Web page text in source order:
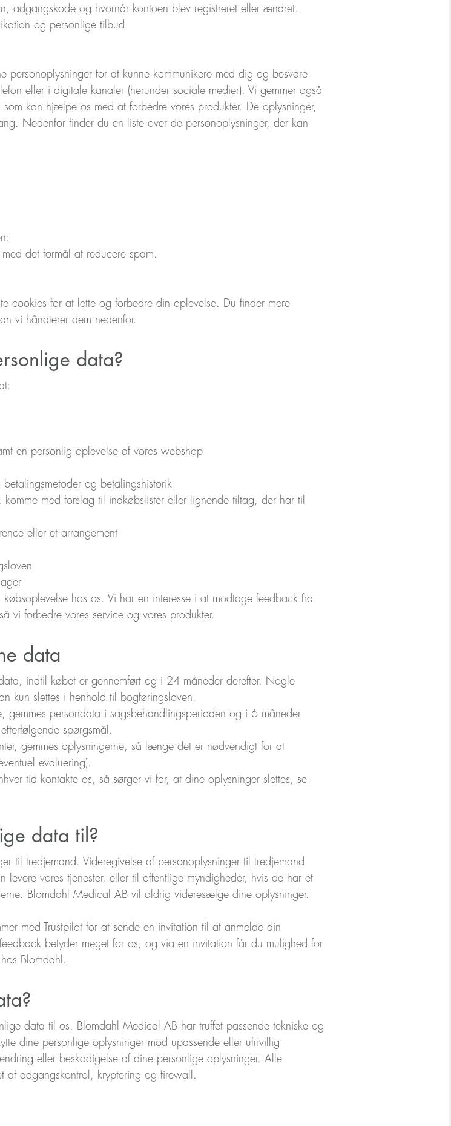
adgangskode og hvornår kontoen blev registreret eller ændret.
og personlige tilbud
personoplysninger for at kunne kommunikere med dig og besvare
eller i digitale kanaler (herunder sociale medier). Vi gemmer også
kan hjælpe os med at forbedre vores produkter. De oplysninger,
Nedenfor finder du en liste over de personoplysninger, der kan
det formål at reducere spam.
cookies for at lette og forbedre din oplevelse. Du finder mere
vi håndterer dem nedenfor.
data?
en personlig oplevelse af vores webshop
og betalingshistorik
med forslag til indkøbslister eller lignende tiltag, der har til
eller et arrangement
hos os. Vi har en interesse i at modtage feedback fra
vi forbedre vores service og vores produkter.
data
indtil købet er gennemført og i 24 måneder derefter. Nogle
kun slettes i henhold til bogføringsloven.
gemmes persondata i sagsbehandlingsperioden og i 6 måneder
spørgsmål.
gemmes oplysningerne, så længe det er nødvendigt for at
evaluering).
tid kontakte os, så sørger vi for, at dine oplysninger slettes, se
data til?
til tredjemand. Videregivelse af personoplysninger til tredjemand
vores tjenester, eller til offentlige myndigheder, hvis de har et
Blomdahl Medical AB vil aldrig videresælge dine oplysninger.
med Trustpilot for at sende en invitation til at anmelde din
betyder meget for os, og via en invitation får du mulighed for
Blomdahl.
data til os. Blomdahl Medical AB har truffet passende tekniske og
dine personlige oplysninger mod upassende eller ufrivillig
eller beskadigelse af dine personlige oplysninger. Alle
af adgangskontrol, kryptering og firewall.